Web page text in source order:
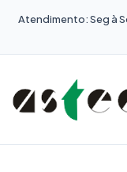
Atendimento: Seg à